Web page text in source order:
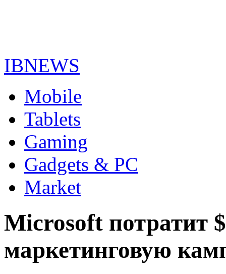
IBNEWS
Mobile
Tablets
Gaming
Gadgets & PC
Market
Microsoft потратит
маркетинговую